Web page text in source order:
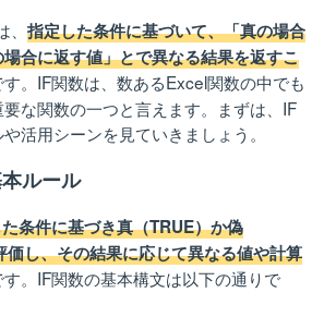
示する
用例③】条件に基づいてボーナスを計算
用例④】3つ以上の複数条件を指定する
用例①】ANDとORを使用して高度な条件
用例②】LEFTとMIDを組み合わせて文字
す
用例③】条件にVLOOKUP関数を使用する
指定した条件に基づいて、「真の場合
合に返す値」とで異なる結果を返すこ
す。IF関数は、数あるExcel関数の中でも
な関数の一つと言えます。まずは、IF
活用シーンを見ていきましょう。
ルール
条件に基づき真（TRUE）か偽
価し、その結果に応じて異なる値や計算
す。IF関数の基本構文は以下の通りで